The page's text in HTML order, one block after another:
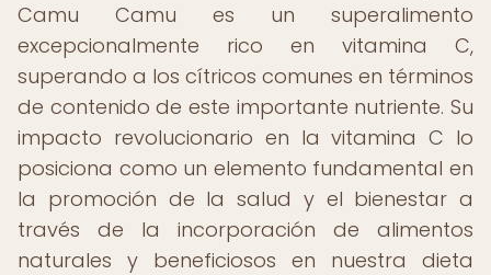
Camu Camu es un superalimento
excepcionalmente rico en vitamina C,
superando a los cítricos comunes en términos
de contenido de este importante nutriente. Su
impacto revolucionario en la vitamina C lo
posiciona como un elemento fundamental en
la promoción de la salud y el bienestar a
través de la incorporación de alimentos
naturales y beneficiosos en nuestra dieta